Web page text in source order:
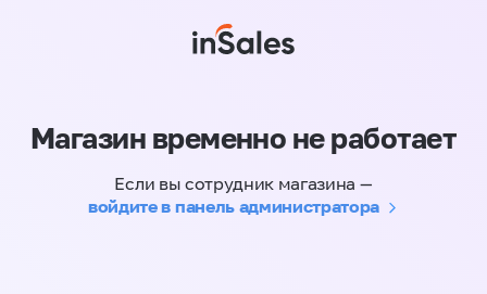
Магазин временно не работает
Если вы сотрудник магазина —
войдите в панель администратора